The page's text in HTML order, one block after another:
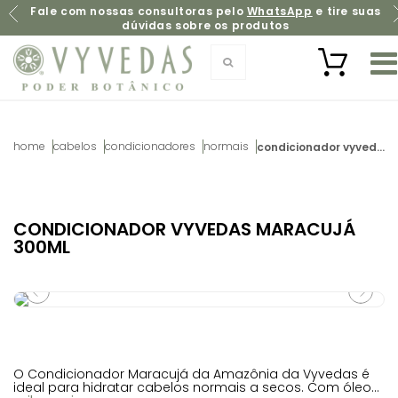
Fale com nossas consultoras pelo WhatsApp e tire suas
dúvidas sobre os produtos
cabelos condicionadores normais condicionador vyvedas maracujá 300ml
CONDICIONADOR VYVEDAS MARACUJÁ
300ML
O Condicionador Maracujá da Amazônia da Vyvedas é
ideal para hidratar cabelos normais a secos. Com óleo